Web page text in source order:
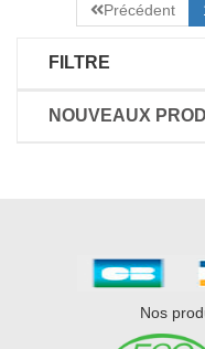
Précédent
FILTRE
NOUVEAUX
Nos